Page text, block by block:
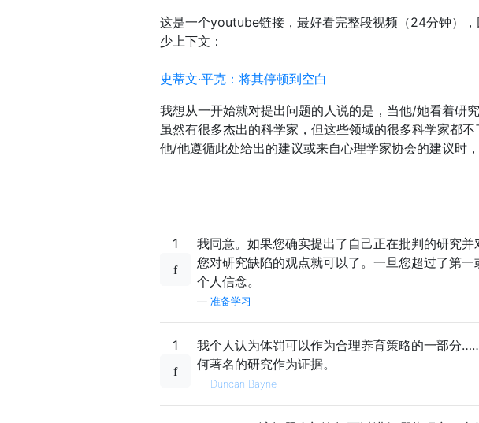
这是一个youtube链接，最好看完整段视频（24分钟）
少上下文：
史蒂文·平克：将其停顿到空白
我想从一开始就对提出问题的人说的是，当他/她看着研
虽然有很多杰出的科学家，但这些领域的很多科学家都
他/他遵循此处给出的建议或来自心理学家协会的建议时
1
我同意。如果您确实提出了自己正在批判的研究
您对研究缺陷的观点就可以了。一旦您超过了第
个人信念。
准备学习
1
我个人认为体罚可以作为合理养育策略的一部分
何著名的研究作为证据。
— Duncan Bayne